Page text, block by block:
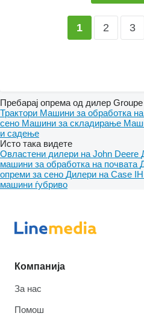
1 2 3
Пребарај опрема од дилер
Трактори Машини за обработка
сено Машини за складирање
и садење
Исто така видете
Овластени дилери на John Deere
машини за обработка на почвата
опреми за сено Дилери на Case IH
машини ѓубриво
Компанија
За нас
Помош